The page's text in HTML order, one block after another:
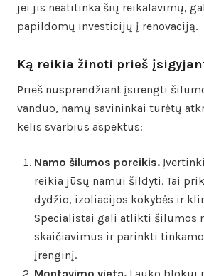
jei jis neatitinka šių reikalavimų,
papildomų investicijų į renovaciją.
Ką reikia žinoti prieš
Prieš nusprendžiant įsirengti
vanduo, namų savininkai turėtų
kelis svarbius aspektus:
Namo šilumos poreikis.
reikia jūsų namui šildyti. Tai
dydžio, izoliacijos kokybės ir
Specialistai gali atlikti šilumos
skaičiavimus ir parinkti
įrenginį.